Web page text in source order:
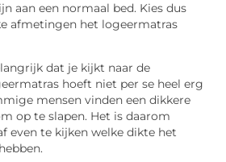
aan een normaal bed. Kies dus
afmetingen het logeermatras
dat je kijkt naar de
hoeft niet per se heel erg
mensen vinden een dikkere
op te slapen. Het is daarom
even te kijken welke dikte het